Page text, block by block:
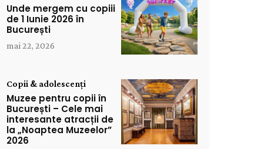
Unde mergem cu copiii
de 1 Iunie 2026 în
București
mai 22, 2026
Copii & adolescenți
Muzee pentru copii în
București – Cele mai
interesante atracții de
la „Noaptea Muzeelor”
2026